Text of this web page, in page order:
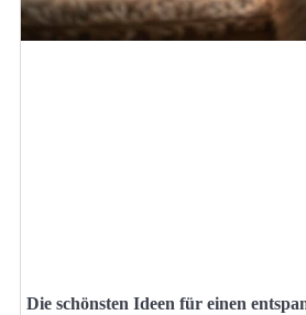
Die schönsten Ideen für einen